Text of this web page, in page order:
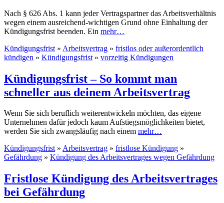
Nach § 626 Abs. 1 kann jeder Vertragspartner das Arbeitsverhältnis
wegen einem ausreichend-wichtigen Grund ohne Einhaltung der
Kündigungsfrist beenden. Ein mehr…
Kündigungsfrist » Arbeitsvertrag » fristlos oder außerordentlich
kündigen » Kündigungsfrist » vorzeitig Kündigungen
Kündigungsfrist – So kommt man
schneller aus deinem Arbeitsvertrag
Wenn Sie sich beruflich weiterentwickeln möchten, das eigene
Unternehmen dafür jedoch kaum Aufstiegsmöglichkeiten bietet,
werden Sie sich zwangsläufig nach einem mehr…
Kündigungsfrist» Arbeitsvertrag » fristlose Kündigung »
Gefährdung » Kündigung des Arbeitsvertrages wegen Gefährdung
Fristlose Kündigung des Arbeitsvertrages
bei Gefährdung